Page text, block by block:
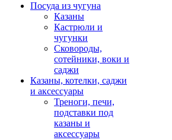
Посуда из чугуна
Казаны
Кастрюли и
чугунки
Сковороды,
сотейники, воки и
саджи
Казаны, котелки, саджи
и аксессуары
Треноги, печи,
подставки под
казаны и
аксессуары